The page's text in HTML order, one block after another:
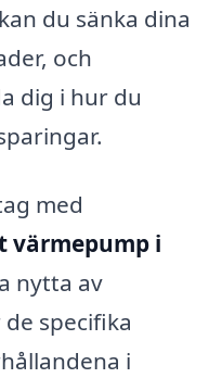
du sänka dina
och
dig i hur du
med
värmepump i
nytta av
specifika
i